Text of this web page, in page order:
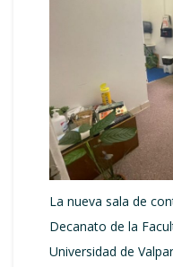
La nueva sala de
Decanato de la
Universidad de